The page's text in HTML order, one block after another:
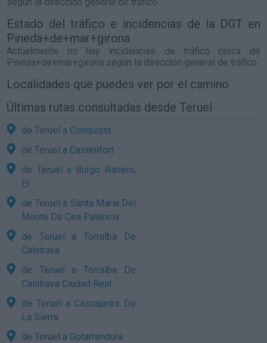
Estado del tráfico e incidencias de la DGT en
Pineda+de+mar+girona
Actualmente no hay incidencias de tráfico cerca de
Pineda+de+mar+girona según la dirección general de tráfico
Localidades que puedes ver por el camino
Últimas rutas consultadas desde Teruel
de Teruel a Conquista
de Teruel a Castellfort
de Teruel a Burgo Ranero,
El
de Teruel a Santa María Del
Monte De Cea Palencia
de Teruel a Torralba De
Calatrava
de Teruel a Torralba De
Calatrava Ciudad Real
de Teruel a Cascajares De
La Sierra
de Teruel a Gotarrendura